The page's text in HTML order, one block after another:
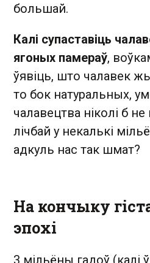
большай.
Калі супаставіць
ягоных памераў,
ўявіць, што чалавек
то бок натуральных,
чалавецтва ніколі б
лічбай у некалькі
адкуль нас так шмат?
На кончыку
эпохі
3 мільёны гадоў (калі